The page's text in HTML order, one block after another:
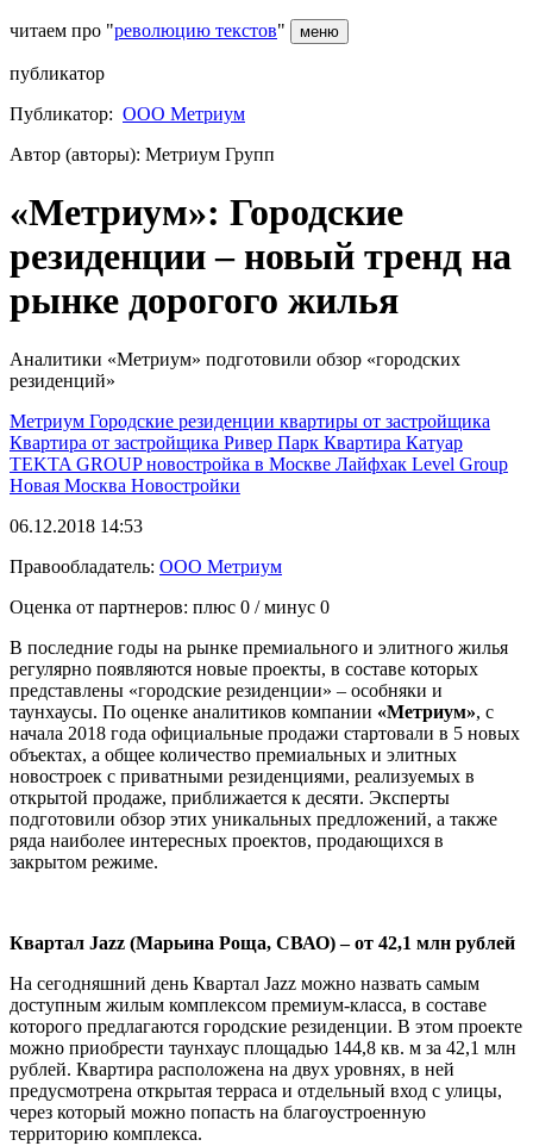
читаем про "революцию текстов" меню
публикатор
Публикатор: ООО Метриум
Автор (авторы): Метриум Групп
«Метриум»: Городские
резиденции – новый тренд на
рынке дорогого жилья
Аналитики «Метриум» подготовили обзор «городских
резиденций»
Метриум Городские резиденции квартиры от застройщика
Квартира от застройщика Ривер Парк Квартира Катуар
TEKTA GROUPновостройка в Москве Лайфхак Level Group
Новая Москва Новостройки
06.12.2018 14:53
Правообладатель: ООО Метриум
Оценка от партнеров: плюс 0 / минус 0
В последние годы на рынке премиального и элитного жилья
регулярно появляются новые проекты, в составе которых
представлены «городские резиденции» – особняки и
таунхаусы. По оценке аналитиков компании «Метриум», с
начала 2018 года официальные продажи стартовали в 5 новых
объектах, а общее количество премиальных и элитных
новостроек с приватными резиденциями, реализуемых в
открытой продаже, приближается к десяти. Эксперты
подготовили обзор этих уникальных предложений, а также
ряда наиболее интересных проектов, продающихся в
закрытом режиме.
Квартал Jazz (Марьина Роща, СВАО) – от 42,1 млн рублей
На сегодняшний день Квартал Jazz можно назвать самым
доступным жилым комплексом премиум-класса, в составе
которого предлагаются городские резиденции. В этом проекте
можно приобрести таунхаус площадью 144,8 кв. м за 42,1 млн
рублей. Квартира расположена на двух уровнях, в ней
предусмотрена открытая терраса и отдельный вход с улицы,
через который можно попасть на благоустроенную
территорию комплекса.